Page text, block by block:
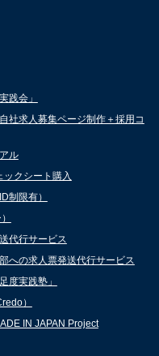
践会」
社求人募集ページ制作＋採用コ
ル
クシート購入
制限有）
代行サービス
への求人票発送代行サービス
度実践塾」
）
IN JAPAN Project